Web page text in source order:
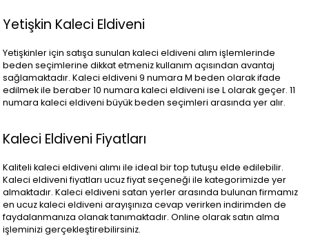
Yetişkin Kaleci Eldiveni
Yetişkinler için satışa sunulan kaleci eldiveni alım işlemlerinde
beden seçimlerine dikkat etmeniz kullanım açısından avantaj
sağlamaktadır. Kaleci eldiveni 9 numara M beden olarak ifade
edilmek ile beraber 10 numara kaleci eldiveni ise L olarak geçer. 11
numara kaleci eldiveni büyük beden seçimleri arasında yer alır.
Kaleci Eldiveni Fiyatları
Kaliteli kaleci eldiveni alımı ile ideal bir top tutuşu elde edilebilir.
Kaleci eldiveni fiyatları ucuz fiyat seçeneği ile kategorimizde yer
almaktadır. Kaleci eldiveni satan yerler arasında bulunan firmamız
en ucuz kaleci eldiveni arayışınıza cevap verirken indirimden de
faydalanmanıza olanak tanımaktadır. Online olarak satın alma
işleminizi gerçekleştirebilirsiniz.